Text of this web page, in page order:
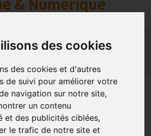
des cookies
des cookies et d'autres
de suivi pour améliorer votre
navigation sur notre site,
un contenu
et des publicités ciblées,
le trafic de notre site et
Innovation et digitalisation
Europe
sur les
en ligne